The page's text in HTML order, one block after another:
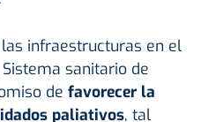
infraestructuras en el
sanitario de
de favorecer la
paliativos, tal